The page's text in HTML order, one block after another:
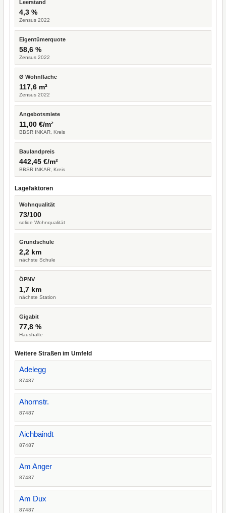
Leerstand
4,3 %
Zensus 2022
Eigentümerquote
58,6 %
Zensus 2022
Ø Wohnfläche
117,6 m²
Zensus 2022
Angebotsmiete
11,00 €/m²
BBSR INKAR, Kreis
Baulandpreis
442,45 €/m²
BBSR INKAR, Kreis
Lagefaktoren
Wohnqualität
73/100
solide Wohnqualität
Grundschule
2,2 km
nächste Schule
ÖPNV
1,7 km
nächste Station
Gigabit
77,8 %
Haushalte
Weitere Straßen im Umfeld
Adelegg
87487
Ahornstr.
87487
Aichbaindt
87487
Am Anger
87487
Am Dux
87487